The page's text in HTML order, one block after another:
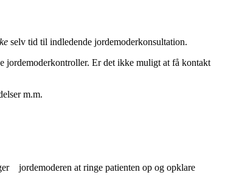
selv tid til indledende jordemoderkonsultation.
jordemoderkontroller. Er det ikke muligt at få kontakt
m.m.
jordemoderen at ringe patienten op og opklare